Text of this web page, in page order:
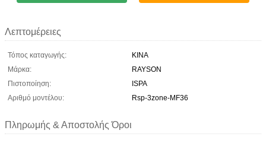
Λεπτομέρειες
Τόπος καταγωγής:
ΚΙΝΑ
Μάρκα:
RAYSON
Πιστοποίηση:
ISPA
Αριθμό μοντέλου:
Rsp-3zone-MF36
Πληρωμής & Αποστολής Όροι